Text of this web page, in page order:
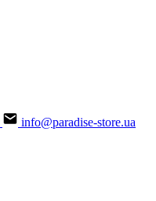
info@paradise-store.ua